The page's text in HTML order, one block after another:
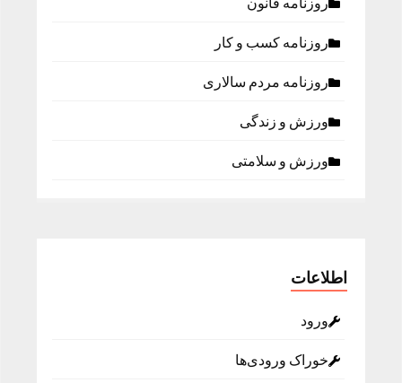
روزنامه كسب و كار
روزنامه مردم سالاری
ورزش و زندگی
ورزش و سلامتی
اطلاعات
ورود
خوراک ورودی‌ها